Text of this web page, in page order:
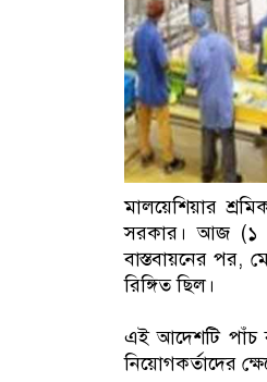
মালয়েশিয়ার
সরকার। আজ (১
বাস্তবায়নের পর,
রিঙ্গিত ছিল।
এই আদেশটি পাঁচ
নিয়োগকর্তাদের